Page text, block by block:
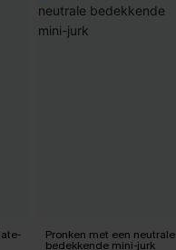
Pronken met een neutrale
bedekkende mini-jurk